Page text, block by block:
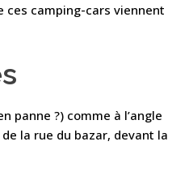
camping-cars viennent
panne ?) comme à l’angle
la rue du bazar, devant la